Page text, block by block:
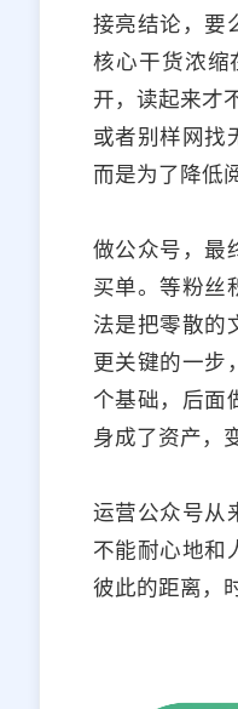
接亮结论，要
核心干货浓缩
开，读起来才
或者别样网找
而是为了降低
做公众号，最
买单。等粉丝
法是把零散的
更关键的一步
个基础，后面
身成了资产，
运营公众号从
不能耐心地和
彼此的距离，